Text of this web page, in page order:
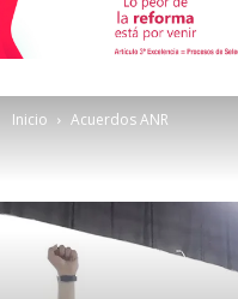
Inicio Acuerdos ANR